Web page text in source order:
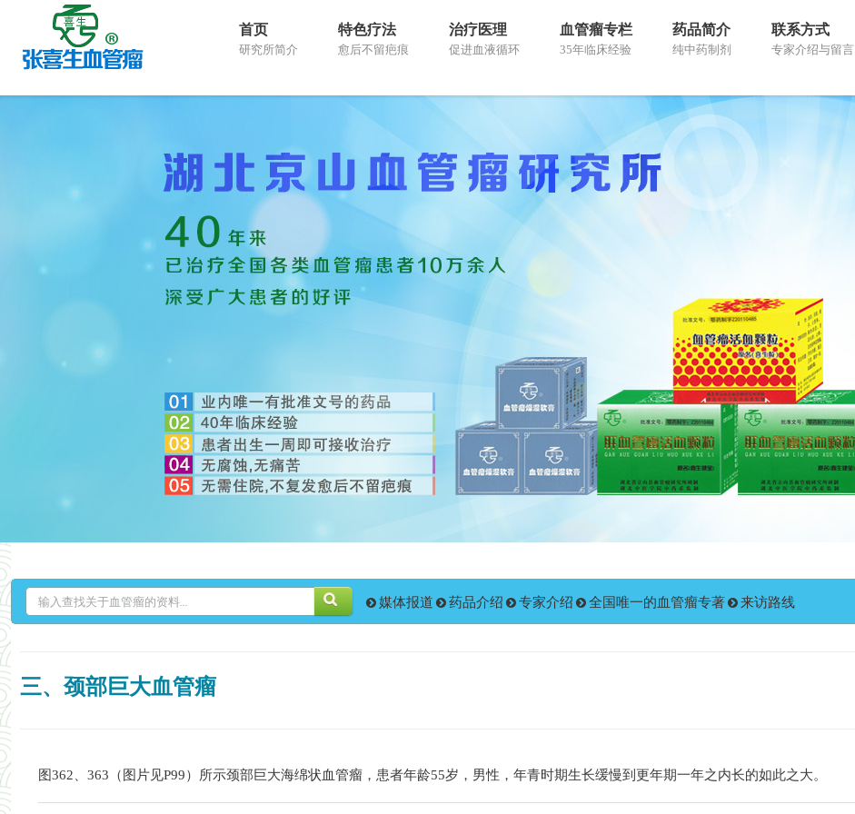
首页
研究所简介
特色疗法
愈后不留疤痕
治疗医理
促进血液循环
血管瘤专栏
35年临床经验
药品简介
纯中药制剂
联系方式
专家介绍与留言
媒体报道 药品介绍 专家介绍 全国唯一的血管瘤专著 来访路线
三、颈部巨大血管瘤
图362、363（图片见P99）所示颈部巨大海绵状血管瘤 ，患者年龄55岁，男性，年青时期生长缓慢到更年期一年之内长的如此之大。